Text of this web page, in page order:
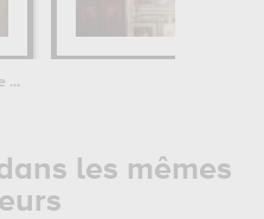
Saint Michel terrassant le démon dit...
les mêmes